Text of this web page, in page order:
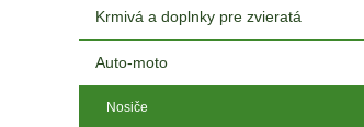
Krmivá a doplnky pre zvieratá
Auto-moto
Nosiče